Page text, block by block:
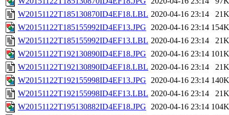
W20151122T185130870ID4EF18.LBL 2020-04-16 23:14
21K
W20151122T185155992ID4EF13.JPG 2020-04-16 23:14 154K
W20151122T185155992ID4EF13.LBL 2020-04-16 23:14
21K
W20151122T192130890ID4EF18.JPG 2020-04-16 23:14 101K
W20151122T192130890ID4EF18.LBL 2020-04-16 23:14
21K
W20151122T192155998ID4EF13.JPG 2020-04-16 23:14 140K
W20151122T192155998ID4EF13.LBL 2020-04-16 23:14
21K
W20151122T195130882ID4EF18.JPG 2020-04-16 23:14 104K